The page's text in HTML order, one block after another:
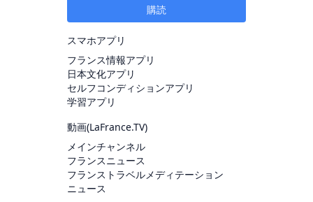
購読
スマホアプリ
フランス情報アプリ
日本文化アプリ
セルフコンディションアプリ
学習アプリ
動画(LaFrance.TV)
メインチャンネル
フランスニュース
フランストラベルメディテーション
ニュース